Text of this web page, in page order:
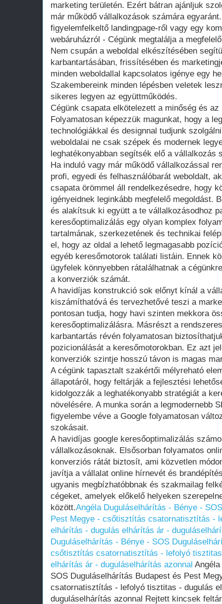
marketing területén. Ezért bátran ajánljuk
már működő vállalkozások számára
figyelemfelkeltő landingpage-ről vagy egy
webáruházról - Cégünk megtalálja a
Nem csupán a weboldal elkészítésében
karbantartásában, frissítésében és
minden weboldallal kapcsolatos igénye egy
Szakembereink minden lépésben veletek
sikeres legyen az együttműködés.
Cégünk csapata elkötelezett a minőség és
Folyamatosan képezzük magunkat, hogy a
technológiákkal és designnal tudjunk
weboldalai ne csak szépek és modernek
leghatékonyabban segítsék elő a vállalkozás
Ha induló vagy már működő vállalkozással
profi, egyedi és felhasználóbarát weboldalt,
csapata örömmel áll rendelkezésedre, hogy
igényeidnek leginkább megfelelő megoldást.
és alakítsuk ki együtt a te vállalkozásodhoz
keresőoptimalizálás egy olyan komplex
tartalmának, szerkezetének és technikai
el, hogy az oldal a lehető legmagasabb
egyéb keresőmotorok találati listáin. Ennek
ügyfelek könnyebben rátalálhatnak a
a konverziók számát.
A havidíjas konstrukció sok előnyt kínál a
kiszámíthatóvá és tervezhetővé teszi a
pontosan tudja, hogy havi szinten mekkora
keresőoptimalizálásra. Másrészt a
karbantartás révén folyamatosan
pozicionálását a keresőmotorokban. Ez azt
konverziók szintje hosszú távon is magas
A cégünk tapasztalt szakértői mélyreható
állapotáról, hogy feltárják a fejlesztési
kidolgozzák a leghatékonyabb stratégiát a
növelésére. A munka során a legmodernebb
figyelembe véve a Google folyamatosan
szokásait.
A havidíjas google keresőoptimalizálás
vállalkozásoknak. Elsősorban folyamatos
konverziós rátát biztosít, ami közvetlen
javítja a vállalat online hírnevét és
ugyanis megbízhatóbbnak és szakmailag
cégeket, amelyek előkelő helyeken
között.Angéla Duguláselhárítás - Bénye -
Pest Megye - csőtisztítás csatornatisztítás -
elhárítás - dugulás elhárítás ár -
Duguláselhárítás - Bénye - SOS
csőtisztítás csatornatisztítás - lefolyó
elhárítás ár - duguláselhárítás azonnal
SOS Duguláselhárítás Budapest és Pest
csatornatisztítás - lefolyó tisztitas - dugulás
duguláselhárítás azonnal Rejtett kincsek